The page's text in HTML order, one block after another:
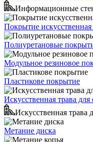
Информационные
Покрытие искусственная
Полиуретановые
Модульное резиновое
Пластикове покрытие
Искусственная трава
Искусственная трава
Метание диска